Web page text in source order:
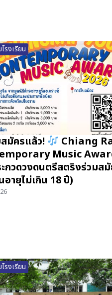
รงเรียน
มัครแล้ว!
Chiang
Music
กวดวงดนตรีสตริงร่วมสมั
อายุไม่เกิน 18 ปี)
รงเรียน